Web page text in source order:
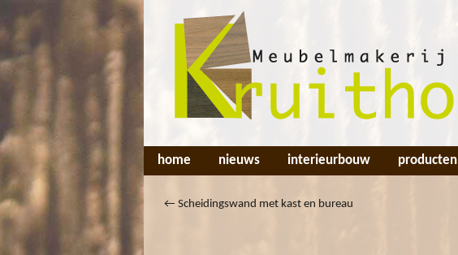
home nieuws interieurbouw producten
← Scheidingswand met kast en bureau